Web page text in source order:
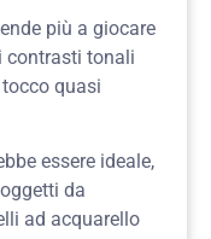
più a giocare
contrasti tonali
quasi
essere ideale,
da
ad acquarello